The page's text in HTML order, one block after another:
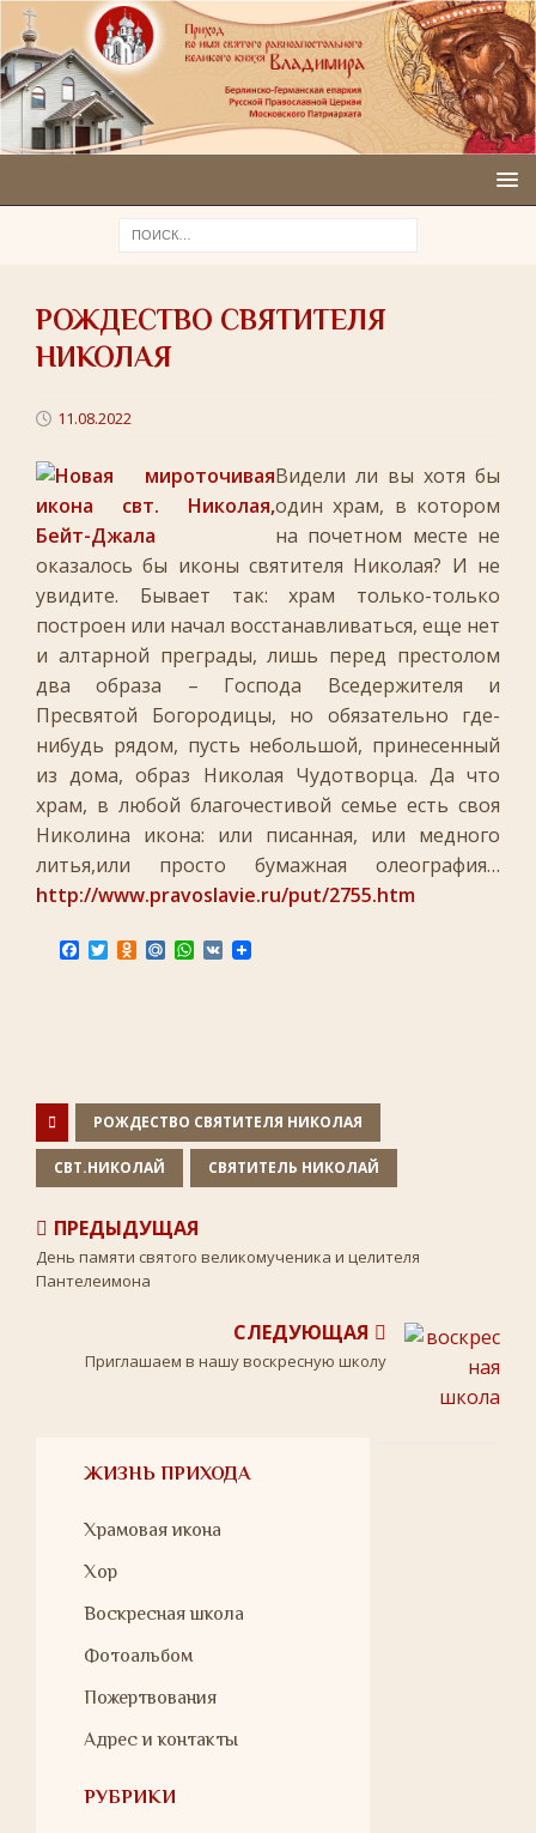
РОЖДЕСТВО СВЯТИТЕЛЯ
НИКОЛАЯ
11.08.2022
Видели ли вы хотя бы
один храм, в котором
на почетном месте не
оказалось бы иконы святителя Николая? И не
увидите. Бывает так: храм только-только
построен или начал восстанавливаться, еще нет
и алтарной преграды, лишь перед престолом
два образа – Господа Вседержителя и
Пресвятой Богородицы, но обязательно где-
нибудь рядом, пусть небольшой, принесенный
из дома, образ Николая Чудотворца. Да что
храм, в любой благочестивой семье есть своя
Николина икона: или писанная, или медного
литья,или просто бумажная олеография…
http://www.pravoslavie.ru/put/2755.htm
T O
s
n
i
k
i
M W V
РОЖДЕСТВО СВЯТИТЕЛЯ НИКОЛАЯ
СВТ.НИКОЛАЙ СВЯТИТЕЛЬ НИКОЛАЙ
ПРЕДЫДУЩАЯ
День памяти святого великомученика и целителя
Пантелеимона
СЛЕДУЮЩАЯ
Приглашаем в нашу воскресную школу
ЖИЗНЬ ПРИХОДА
Храмовая икона
Хор
Воскресная школа
Фотоальбом
Пожертвования
Адрес и контакты
РУБРИКИ